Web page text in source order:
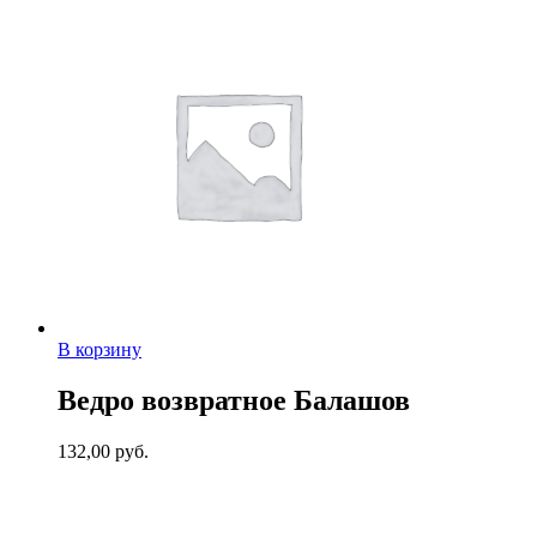
В корзину
Ведро возвратное Балашов
132,00 руб.